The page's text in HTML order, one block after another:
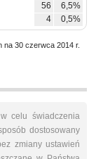
56
6,5%
4 0,5%
na 30 czerwca 2014 r.
celu świadczenia
dostosowany
zmiany ustawień